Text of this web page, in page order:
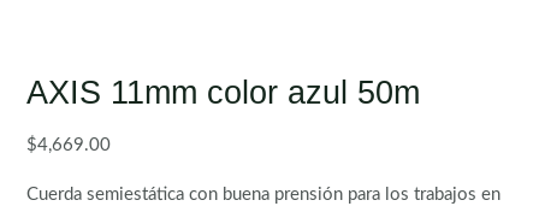
AXIS 11mm color azul 50m
$4,669.00
Cuerda semiestática con buena prensión para los trabajos en